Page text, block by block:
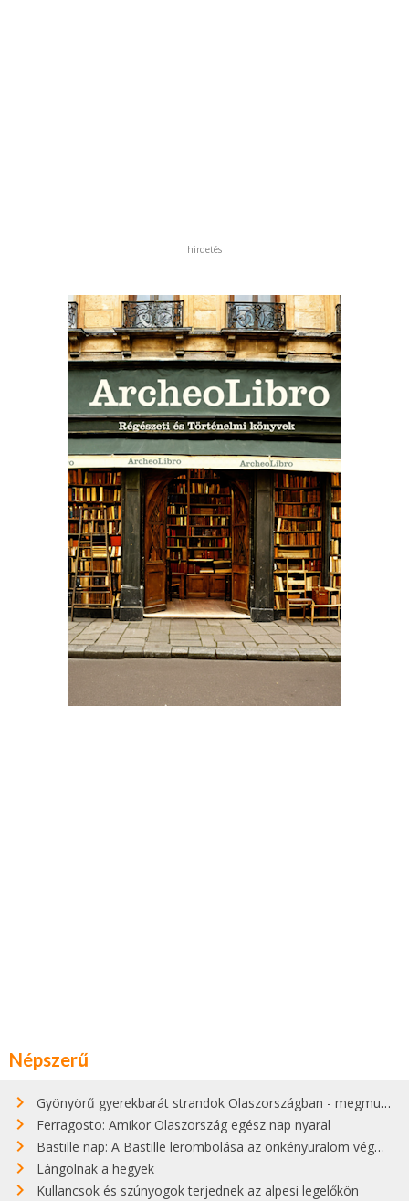
hirdetés
Népszerű
Gyönyörű gyerekbarát strandok Olaszországban - megmutatjuk a 15 legjobbat
Ferragosto: Amikor Olaszország egész nap nyaral
Bastille nap: A Bastille lerombolása az önkényuralom végét jelentette
Lángolnak a hegyek
Kullancsok és szúnyogok terjednek az alpesi legelőkön